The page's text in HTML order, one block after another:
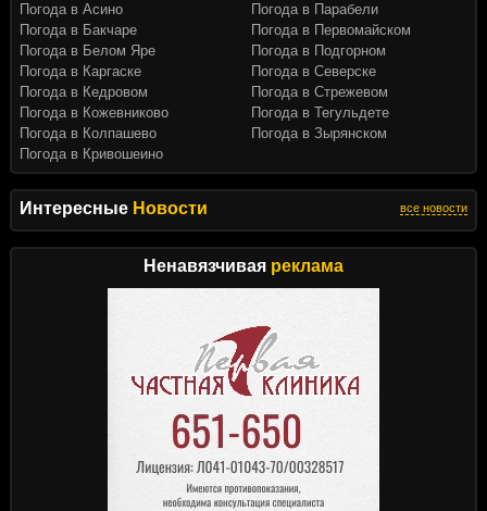
Интересные Новости все новости
Ненавязчивая реклама
Погода в Асино
Погода в Бакчаре
Погода в Белом Яре
Погода в Каргаске
Погода в Кедровом
Погода в Кожевниково
Погода в Колпашево
Погода в Кривошеино
Погода в Парабели
Погода в Первомайском
Погода в Подгорном
Погода в Северске
Погода в Стрежевом
Погода в Тегульдете
Погода в Зырянском